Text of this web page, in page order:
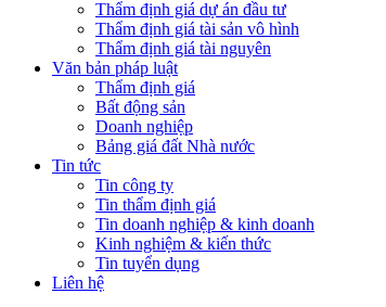
Thẩm định giá dự án đầu tư
Thẩm định giá tài sản vô hình
Thẩm định giá tài nguyên
Văn bản pháp luật
Thẩm định giá
Bất động sản
Doanh nghiệp
Bảng giá đất Nhà nước
Tin tức
Tin công ty
Tin thẩm định giá
Tin doanh nghiệp & kinh doanh
Kinh nghiệm & kiến thức
Tin tuyển dụng
Liên hệ